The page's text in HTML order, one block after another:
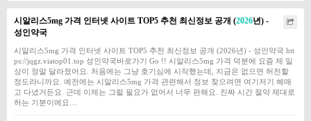
시알리스5mg 가격 인터넷 사이트 TOP5 추천 최신정보 공개 (2026년) -
성인약국
시알리스5mg 가격 인터넷 사이트 TOP5 추천 최신정보 공개 (2026년) - 성인약국 htt
ps://jqgz.viatop01.top 성인약국바로가기 Go !! 시알리스5mg 가격 덕분에 요즘 제 일
상이 정말 달라졌어요. 처음에는 그냥 호기심에 시작했는데, 지금은 없으면 허전할
정도라니까요. 예전에는 시알리스5mg 가격 관련해서 정보 찾으려면 여기저기 헤매
고 다녔거든요. 근데 이제는 그럴 필요가 없어서 너무 편해요. 진짜 시간 절약 제대로
하는 기분이에요…